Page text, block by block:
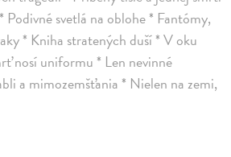
Podivné svetlá na oblohe * Fantómy,
* Kniha stratených duší * V oku
nosí uniformu * Len nevinné
a mimozemšťania * Nielen na zemi,